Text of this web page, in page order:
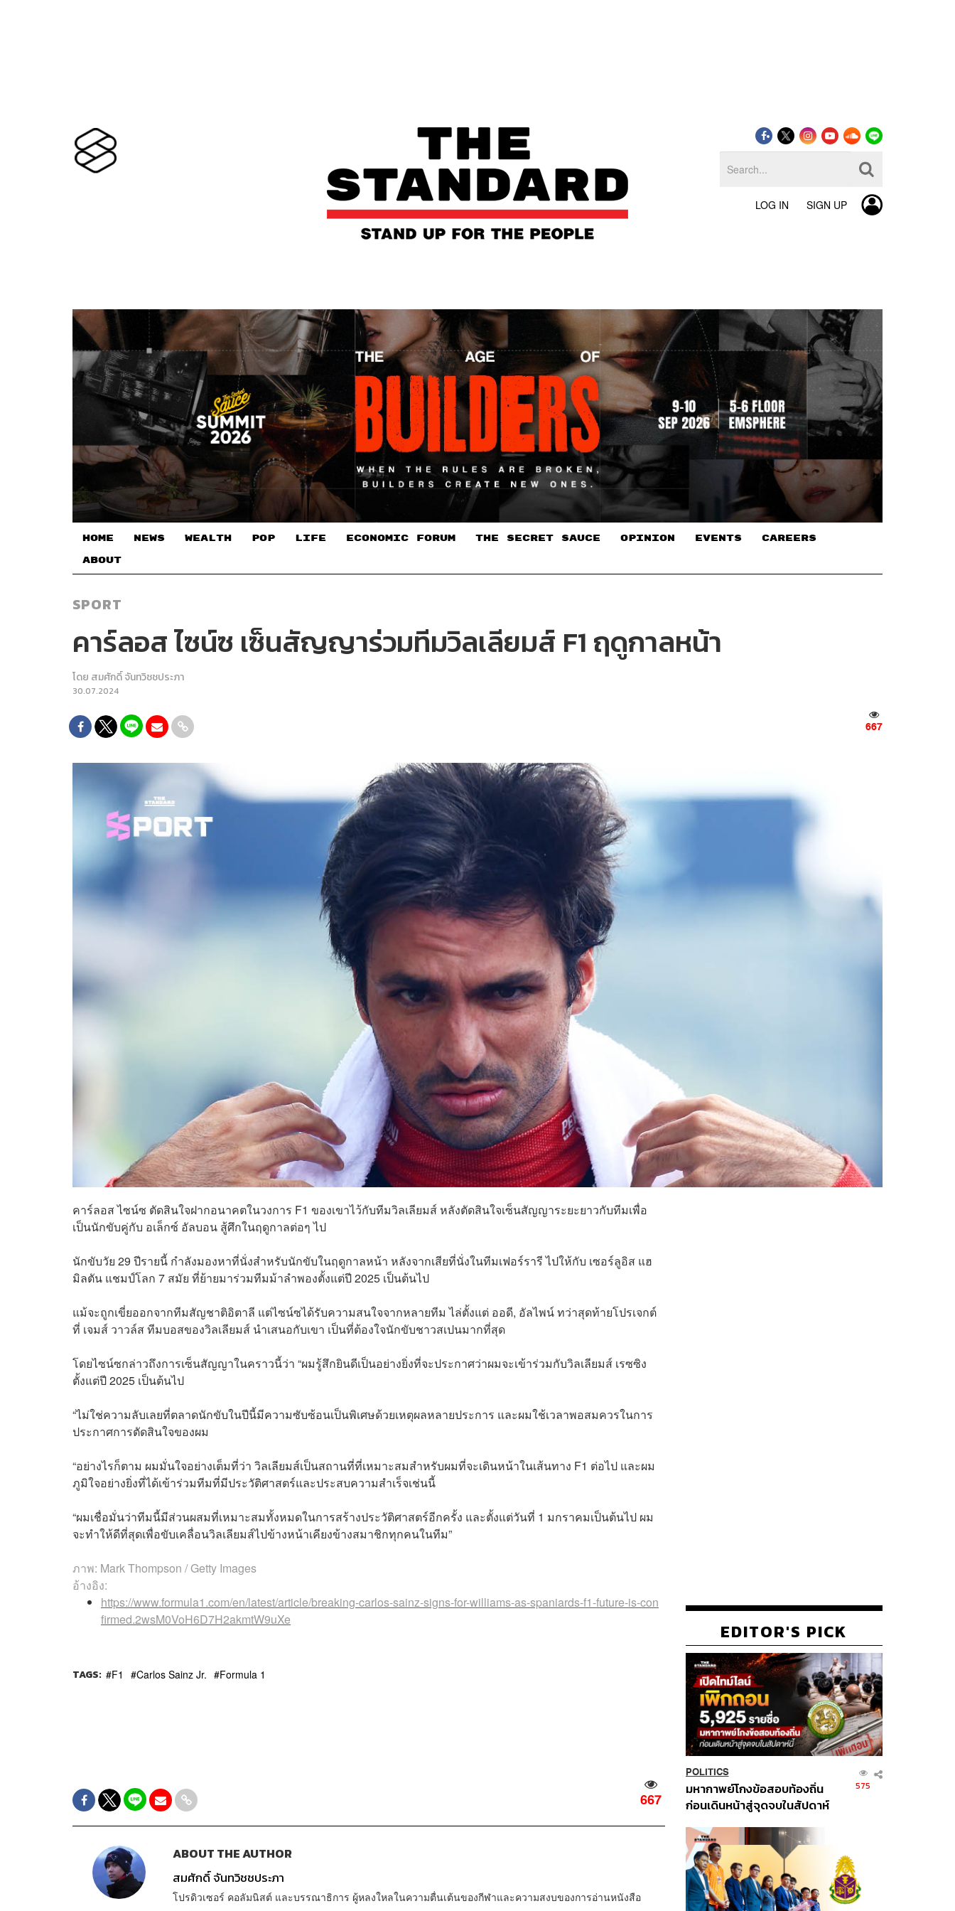
LOG IN SIGN UP
HOME NEWS WEALTH POP LIFE ECONOMIC FORUM THE SECRET SAUCE​ OPINION EVENTS CAREERS
ABOUT
SPORT
คาร์ลอส ไซน์ซ เซ็นสัญญาร่วมทีมวิลเลียมส์ F1 ฤดูกาลหน้า
โดย สมศักดิ์ จันทวิชชประภา
30.07.2024
667
คาร์ลอส ไซน์ซ ตัดสินใจฝากอนาคตในวงการ F1 ของเขาไว้กับทีมวิลเลียมส์ หลังตัดสินใจเซ็นสัญญาระยะยาวกับทีมเพื่อ
เป็นนักขับคู่กับ อเล็กซ์ อัลบอน สู้ศึกในฤดูกาลต่อๆ ไป
นักขับวัย 29 ปีรายนี้ กำลังมองหาที่นั่งสำหรับนักขับในฤดูกาลหน้า หลังจากเสียที่นั่งในทีมเฟอร์รารี ไปให้กับ เซอร์ลูอิส แฮ
มิลตัน แชมป์โลก 7 สมัย ที่ย้ายมาร่วมทีมม้าลำพองตั้งแต่ปี 2025 เป็นต้นไป
แม้จะถูกเขี่ยออกจากทีมสัญชาติอิตาลี แต่ไซน์ซได้รับความสนใจจากหลายทีม ไล่ตั้งแต่ ออดี, อัลไพน์ ทว่าสุดท้ายโปรเจกต์
ที่ เจมส์ วาวล์ส ทีมบอสของวิลเลียมส์ นำเสนอกับเขา เป็นที่ต้องใจนักขับชาวสเปนมากที่สุด
โดยไซน์ซกล่าวถึงการเซ็นสัญญาในคราวนี้ว่า “ผมรู้สึกยินดีเป็นอย่างยิ่งที่จะประกาศว่าผมจะเข้าร่วมกับวิลเลียมส์ เรซซิง
ตั้งแต่ปี 2025 เป็นต้นไป
“ไม่ใช่ความลับเลยที่ตลาดนักขับในปีนี้มีความซับซ้อนเป็นพิเศษด้วยเหตุผลหลายประการ และผมใช้เวลาพอสมควรในการ
ประกาศการตัดสินใจของผม
“อย่างไรก็ตาม ผมมั่นใจอย่างเต็มที่ว่า วิลเลียมส์เป็นสถานที่ที่เหมาะสมสำหรับผมที่จะเดินหน้าในเส้นทาง F1 ต่อไป และผม
ภูมิใจอย่างยิ่งที่ได้เข้าร่วมทีมที่มีประวัติศาสตร์และประสบความสำเร็จเช่นนี้
“ผมเชื่อมั่นว่าทีมนี้มีส่วนผสมที่เหมาะสมทั้งหมดในการสร้างประวัติศาสตร์อีกครั้ง และตั้งแต่วันที่ 1 มกราคมเป็นต้นไป ผม
จะทำให้ดีที่สุดเพื่อขับเคลื่อนวิลเลียมส์ไปข้างหน้าเคียงข้างสมาชิกทุกคนในทีม”
ภาพ: Mark Thompson / Getty Images
อ้างอิง:
https://www.formula1.com/en/latest/article/breaking-carlos-sainz-signs-for-williams-as-spaniards-f1-future-is-con
firmed.2wsM0VoH6D7H2akmtW9uXe
TAGS: F1 Carlos Sainz Jr. Formula 1
667
ABOUT THE AUTHOR
สมศักดิ์ จันทวิชชประภา
โปรดิวเซอร์ คอลัมนิสต์ และบรรณาธิการ ผู้หลงใหลในความตื่นเต้นของกีฬาและความสงบของการอ่านหนังสือ
EDITOR'S PICK
POLITICS
มหากาพย์โกงข้อสอบท้องถิ่น
ก่อนเดินหน้าสู่จุดจบในสัปดาห์
575